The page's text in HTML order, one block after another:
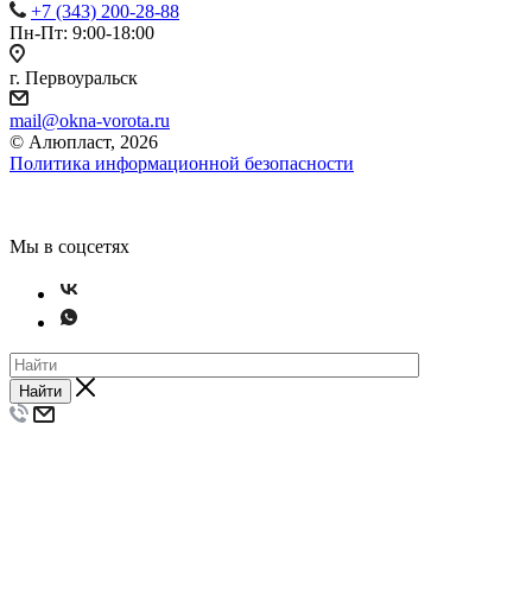
+7 (343) 200-28-88
Пн-Пт: 9:00-18:00
г. Первоуральск
mail@okna-vorota.ru
© Алюпласт, 2026
Политика информационной безопасности
Мы в соцсетях
Найти